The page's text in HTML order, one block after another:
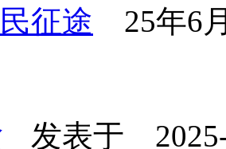
征途 25年6
发表于 2025-